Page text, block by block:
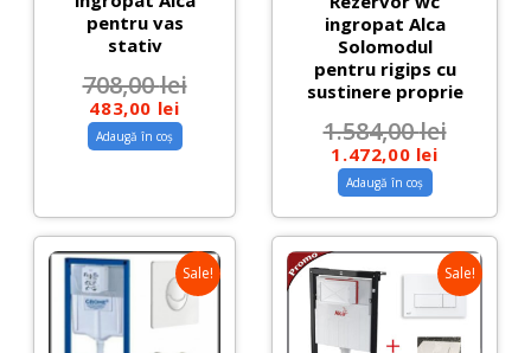
pentru vas
stativ
708,00lei
483,00 lei
Adaugă în coș
ingropat Alca
Solomodul
pentru rigips cu
sustinere proprie
1.584,00lei
1.472,00 lei
Adaugă în coș
Sale! Sale!